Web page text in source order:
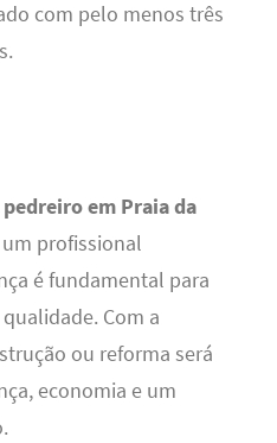
com pelo menos três
pedreiro em Praia da
profissional
é fundamental para
Com a
ou reforma será
economia e um